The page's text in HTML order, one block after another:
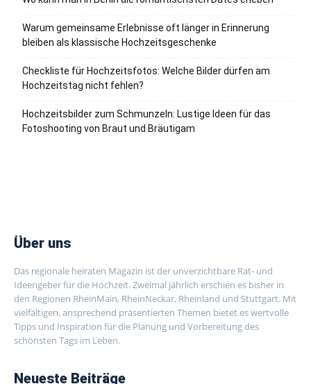
Warum gemeinsame Erlebnisse oft länger in Erinnerung
bleiben als klassische Hochzeitsgeschenke
Checkliste für Hochzeitsfotos: Welche Bilder dürfen am
Hochzeitstag nicht fehlen?
Hochzeitsbilder zum Schmunzeln: Lustige Ideen für das
Fotoshooting von Braut und Bräutigam
Über uns
Das regionale heiraten Magazin ist der unverzichtbare Rat- und
Ideengeber für die Hochzeit. Zweimal jährlich erschien es bisher in
den Regionen RheinMain, RheinNeckar, Rheinland und Stuttgart. Mit
vielfältigen, ansprechend präsentierten Themen bietet es wertvolle
Tipps und Inspiration für die Planung und Vorbereitung des
schönsten Tags im Leben.
Neueste Beiträge